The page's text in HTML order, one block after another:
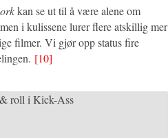
kan se ut til å være alene om
i kulissene lurer flere atskillig mer
filmer. Vi gjør opp status fire
[10]